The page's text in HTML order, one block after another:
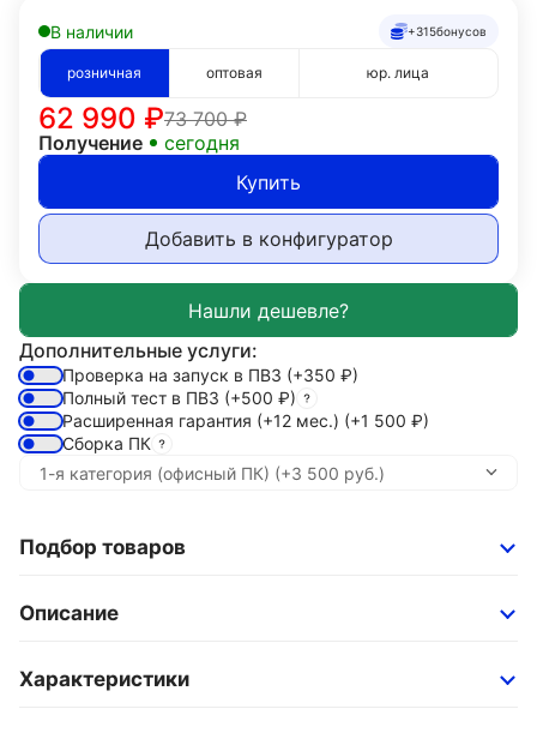
В наличии +315бонусов
розничная оптовая юр. лица
73 700₽
62 990 ₽
Получение
сегодня
Купить
Добавить в конфигуратор
Дополнительные услуги:
Проверка на запуск в ПВЗ (+350 ₽)
Полный тест в ПВЗ (+500 ₽)
Расширенная гарантия (+12 мес.) (+1 500 ₽)
Сборка ПК
Подбор товаров
Описание
Характеристики